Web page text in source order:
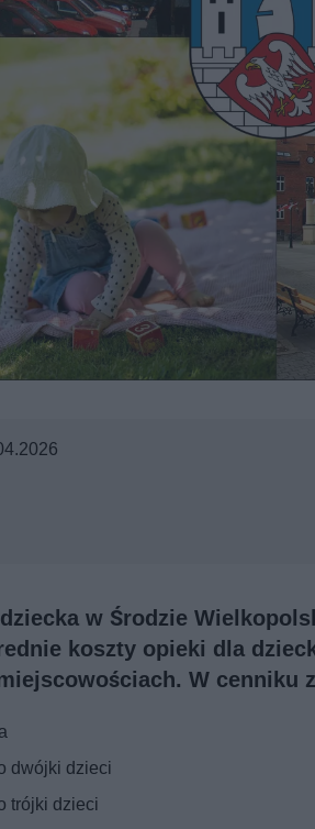
w Środzie
koszty opieki dla
W cenniku
dwójki dzieci
trójki dzieci